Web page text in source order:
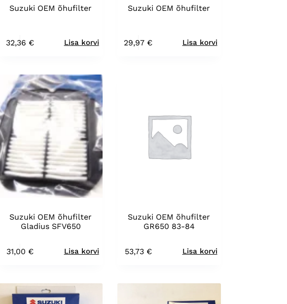
Suzuki OEM õhufilter
32,36 € Lisa korvi
Suzuki OEM õhufilter
29,97 € Lisa korvi
Suzuki OEM õhufilter
Gladius SFV650
31,00 € Lisa korvi
Suzuki OEM õhufilter
GR650 83-84
53,73 € Lisa korvi